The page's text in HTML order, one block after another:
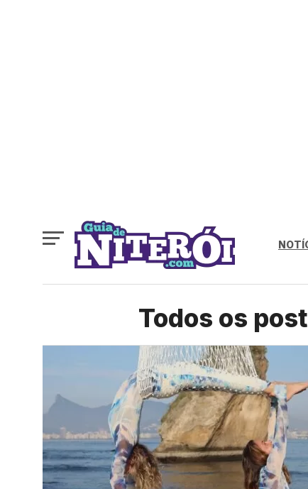
Todos os